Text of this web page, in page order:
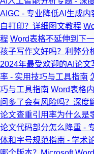
AIGC - 专业降低AI生成
白打印？详细图文教程
程 Word表格不延伸到下
孩子写作文好吗？利弊分
2024年最受欢迎的AI论文
率 - 实用技巧与工具指南
巧与工具指南 Word表格
问多了会有风险吗？深度
论文查重引用率为什么是
论文代码部分怎么降重 -
体和字号规范指南 - 学术